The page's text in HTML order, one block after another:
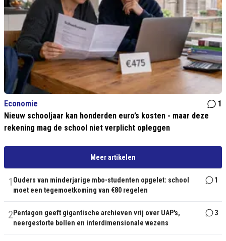
Economie
1
Nieuw schooljaar kan honderden euro’s kosten - maar deze
rekening mag de school niet verplicht opleggen
Meer artikelen
1 Ouders van minderjarige mbo-studenten opgelet: school
moet een tegemoetkoming van €80 regelen
1
2 Pentagon geeft gigantische archieven vrij over UAP's,
neergestorte bollen en interdimensionale wezens
3